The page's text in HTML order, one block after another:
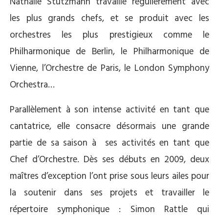
les plus grands chefs, et se produit avec les
orchestres les plus prestigieux comme le
Philharmonique de Berlin, le Philharmonique de
Vienne, l’Orchestre de Paris, le London Symphony
Orchestra…
Parallèlement à son intense activité en tant que
cantatrice, elle consacre désormais une grande
partie de sa saison à ses activités en tant que
Chef d’Orchestre. Dès ses débuts en 2009, deux
maîtres d’exception l’ont prise sous leurs ailes pour
la soutenir dans ses projets et travailler le
répertoire symphonique : Simon Rattle qui